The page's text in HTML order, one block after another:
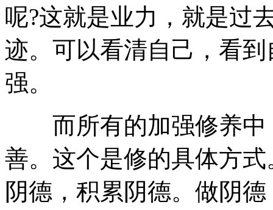
呢?这就是业力，就是过
迹。可以看清自己，看
强。
而所有的加强修养中
善。这个是修的具体方
阴德，积累阴德。做阴